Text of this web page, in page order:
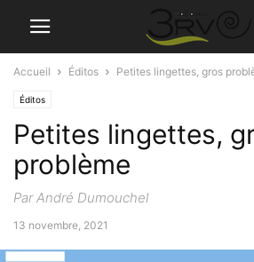
Accueil Éditos Petites lingettes, gros
Éditos
Petites lingettes,
problème
Par André Dumouchel
13 novembre, 2021